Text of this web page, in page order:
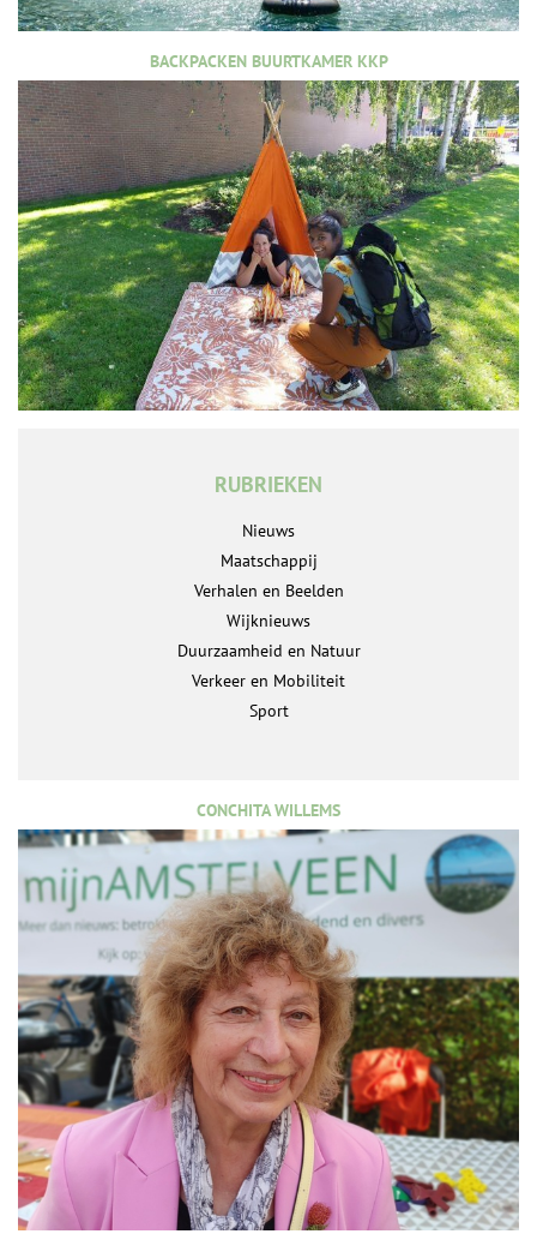
BACKPACKEN BUURTKAMER KKP
RUBRIEKEN
Nieuws
Maatschappij
Verhalen en Beelden
Wijknieuws
Duurzaamheid en Natuur
Verkeer en Mobiliteit
Sport
CONCHITA WILLEMS